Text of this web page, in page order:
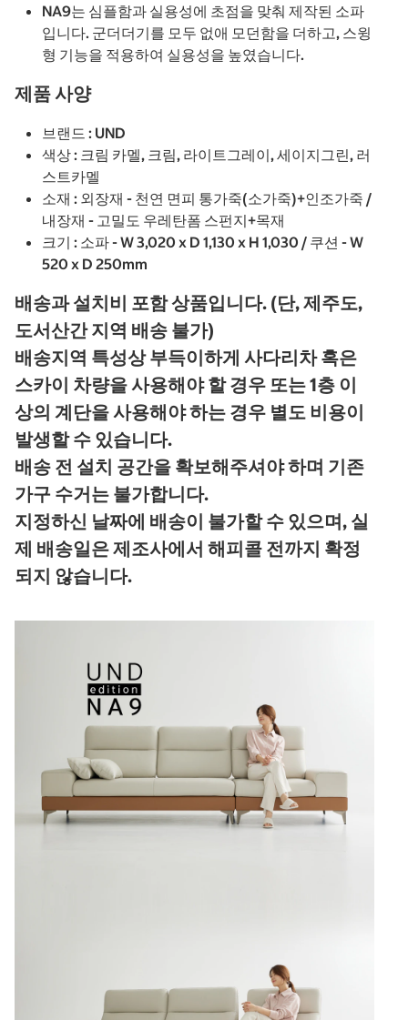
NA9는 심플함과 실용성에 초점을 맞춰 제작된 소파
입니다. 군더더기를 모두 없애 모던함을 더하고, 스윙
형 기능을 적용하여 실용성을 높였습니다.
제품 사양
브랜드 : UND
색상 : 크림 카멜, 크림, 라이트그레이, 세이지그린, 러
스트카멜
소재 : 외장재 - 천연 면피 통가죽(소가죽)+인조가죽 /
내장재 - 고밀도 우레탄폼 스펀지+목재
크기 : 소파 - W 3,020 x D 1,130 x H 1,030 / 쿠션 - W
520 x D 250mm
배송과 설치비 포함 상품입니다. (단, 제주도,
도서산간 지역 배송 불가)
배송지역 특성상 부득이하게 사다리차 혹은
스카이 차량을 사용해야 할 경우 또는 1층 이
상의 계단을 사용해야 하는 경우 별도 비용이
발생할 수 있습니다.
배송 전 설치 공간을 확보해주셔야 하며 기존
가구 수거는 불가합니다.
지정하신 날짜에 배송이 불가할 수 있으며, 실
제 배송일은 제조사에서 해피콜 전까지 확정
되지 않습니다.